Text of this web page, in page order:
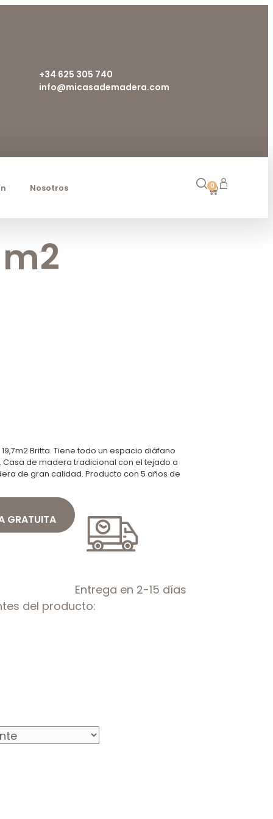
+34 625 305 740
info@micasademadera.com
Nosotros 0
Britta. Tiene todo un espacio diáfano
Casa de madera tradicional con el tejado a
de gran calidad. Producto con 5 años de
GRATUITA
Entrega en 2-15 días
del producto: